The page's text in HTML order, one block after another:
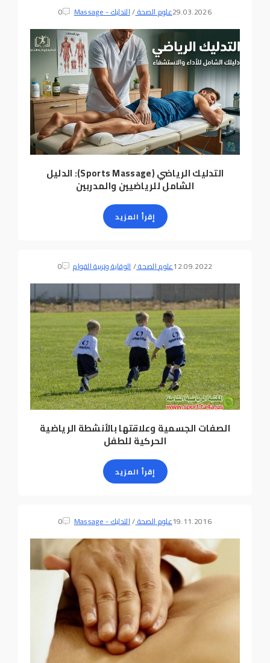
29.03.2026علوم الصحة/التدليك - Massage 0
التدليك الرياضي (Sports Massage): الدليل
الشامل للرياضيين والمدربين
إقرأ المزيد
12.09.2022علوم الصحة/الوقاية وتربية القوام 0
الصفات الجسمية وعلاقتها بالأنشطة الرياضية
الحركية للطفل
إقرأ المزيد
19.11.2016علوم الصحة/التدليك - Massage 0